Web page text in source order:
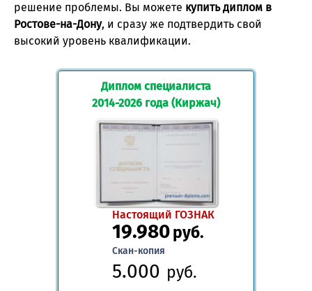
решение проблемы. Вы можете купить диплом в
Ростове-на-Дону, и сразу же подтвердить свой
высокий уровень квалификации.
Диплом специалиста
2014-2026 года (Киржач)
Настоящий ГОЗНАК
19.980руб.
Скан-копия
5.000 руб.